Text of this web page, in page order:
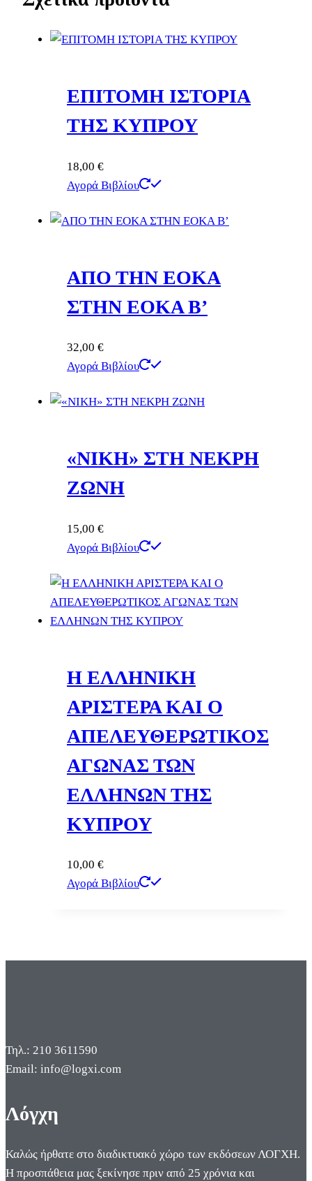
ΕΠΙΤΟΜΗ ΙΣΤΟΡΙΑ
ΤΗΣ ΚΥΠΡΟΥ
18,00 €
Αγορά Βιβλίου
ΑΠΟ ΤΗΝ ΕΟΚΑ
ΣΤΗΝ ΕΟΚΑ Β’
32,00 €
Αγορά Βιβλίου
«ΝΙΚΗ» ΣΤΗ ΝΕΚΡΗ
ΖΩΝΗ
15,00 €
Αγορά Βιβλίου
Η ΕΛΛΗΝΙΚΗ
ΑΡΙΣΤΕΡΑ ΚΑΙ Ο
ΑΠΕΛΕΥΘΕΡΩΤΙΚΟΣ
ΑΓΩΝΑΣ ΤΩΝ
ΕΛΛΗΝΩΝ ΤΗΣ
ΚΥΠΡΟΥ
10,00 €
Αγορά Βιβλίου
Τηλ.: 210 3611590
Email: info@logxi.com
Λόγχη
Καλώς ήρθατε στο διαδικτυακό χώρο των εκδόσεων ΛΟΓΧΗ.
Η προσπάθεια μας ξεκίνησε πριν από 25 χρόνια και